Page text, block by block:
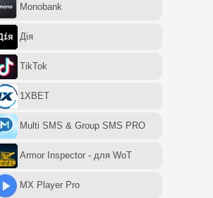
Monobank
Дія
TikTok
1XBET
Multi SMS & Group SMS PRO
Armor Inspector - для WoT
MX Player Pro